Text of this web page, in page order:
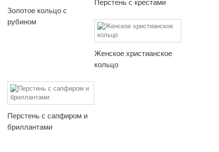
Золотое кольцо с
рубином
Перстень с крестами
Женское христианское
кольцо
Перстень с сапфиром и
бриллантами